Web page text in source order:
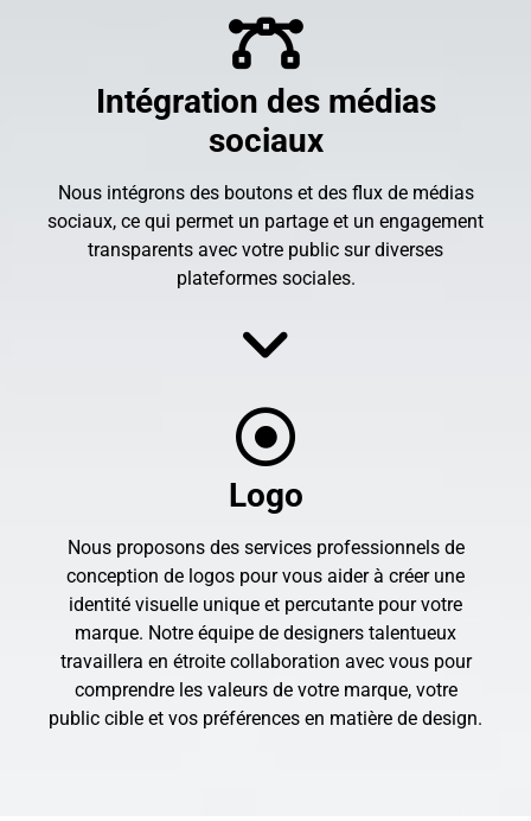
Intégration des médias
sociaux
Nous intégrons des boutons et des flux de médias
sociaux, ce qui permet un partage et un engagement
transparents avec votre public sur diverses
plateformes sociales.
Logo
Nous proposons des services professionnels de
conception de logos pour vous aider à créer une
identité visuelle unique et percutante pour votre
marque. Notre équipe de designers talentueux
travaillera en étroite collaboration avec vous pour
comprendre les valeurs de votre marque, votre
public cible et vos préférences en matière de design.